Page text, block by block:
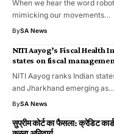
When we hear the word
mimicking our movements…
BySA News
NITI Aayog’s Fiscal Health
states on fiscal
NITI Aayog ranks Indian
and Jharkhand emerging as…
BySA News
सुप्रीम कोर्ट का फैसला: क्रेडिट